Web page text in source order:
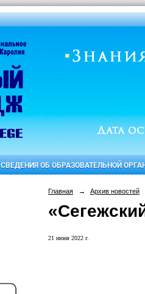
СВЕДЕНИЯ ОБ ОБРАЗОВАТЕЛЬНОЙ
Главная → Архив новостей
21 июня 2022 г.